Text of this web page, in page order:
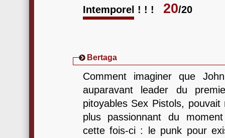
Intemporel ! ! !
20/20
Bertaga
Comment imaginer que
auparavant leader du
pitoyables Sex Pistols,
plus passionnant du
cette fois-ci : le punk pour